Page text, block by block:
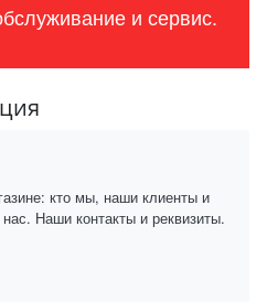
и сервис.
кто мы, наши клиенты и
Наши контакты и реквизиты.